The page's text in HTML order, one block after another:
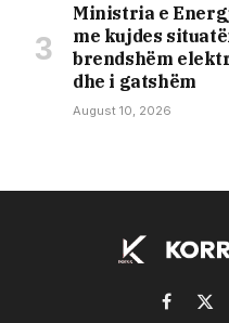
Ministria e
me kujdes
brendshëm
dhe i gatshëm
August 10, 2026
X